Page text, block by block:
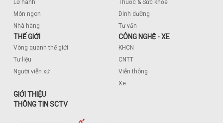
Lữ hành
Món ngon
Nhà hàng
Thuốc & Sức khỏe
Dinh dưỡng
Tư vấn
THẾ GIỚI
Vòng quanh thế giới
Tư liệu
Người viễn xứ
CÔNG NGHỆ - XE
KHCN
CNTT
Viễn thông
Xe
GIỚI THIỆU
THÔNG TIN SCTV